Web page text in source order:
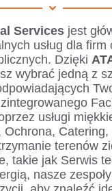
Services jest
usług dla firm
Dzięki
wybrać jedną z
usługi
Catering,
terenów
takie jak Serwis
nasze